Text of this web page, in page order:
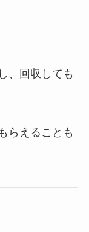
、回収しても
らえることも